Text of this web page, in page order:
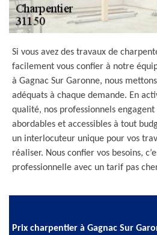
Si vous avez des travaux de
facilement vous confier à notre
à Gagnac Sur Garonne, nous
adéquats à chaque demande. En
qualité, nos professionnels
abordables et accessibles à tout
un interlocuteur unique pour vos
réaliser. Nous confier vos besoins,
professionnelle avec un tarif pas
Prix charpentier à Gagnac Sur